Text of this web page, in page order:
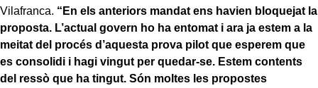
Vilafranca. “En els anteriors mandat ens havien bloquejat la
proposta. L’actual govern ho ha entomat i ara ja estem a la
meitat del procés d’aquesta prova pilot que esperem que
es consolidi i hagi vingut per quedar-se. Estem contents
del ressò que ha tingut. Són moltes les propostes